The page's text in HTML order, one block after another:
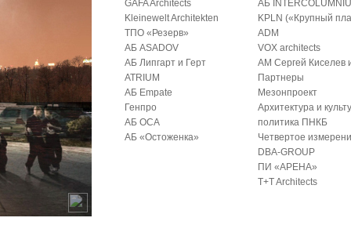
GAFA Architects
Kleinewelt Architekten
ТПО «Резерв»
АБ ASADOV
АБ Липгарт и Герт
ATRIUM
АБ Empate
Генпро
АБ ОСА
АБ «Остоженка»
АБ
KPLN («Крупный
ADM
VOX architects
АМ Сергей Киселев
Партнеры
Мезонпроект
Архитектура и
политика ПНКБ
Четвертое
DBA-GROUP
ПИ «АРЕНА»
T+T Architects